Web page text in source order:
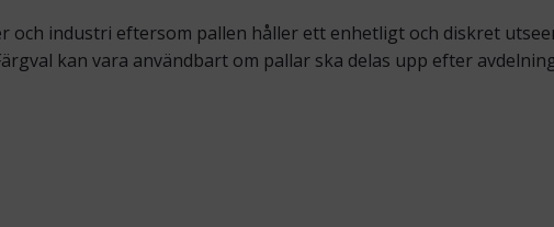
industri eftersom pallen håller ett enhetligt och diskret
kan vara användbart om pallar ska delas upp efter